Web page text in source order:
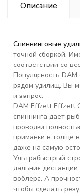
Описание
Спиннинговые
точной сборкой.
соответствии со
Популярность
рядом удилищ. Вы
и запрос.
DAM Effzett Effzett
спиннинга дает
проводки
приманки в толще
даже на самую
Ультрабыстрый
дальние
воблера. А
чтобы сделать